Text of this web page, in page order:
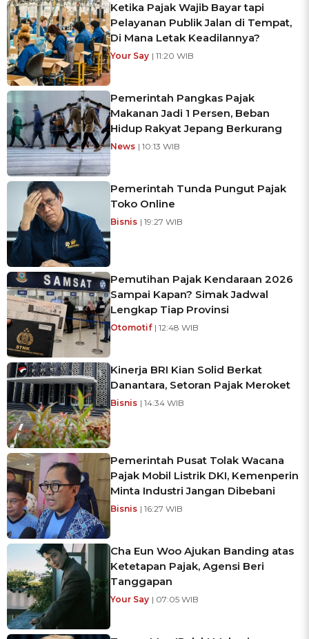
Ketika Pajak Wajib Bayar tapi
Pelayanan Publik Jalan di Tempat,
Di Mana Letak Keadilannya?
Your Say | 11:20 WIB
Pemerintah Pangkas Pajak
Makanan Jadi 1 Persen, Beban
Hidup Rakyat Jepang Berkurang
News | 10:13 WIB
Pemerintah Tunda Pungut Pajak
Toko Online
Bisnis | 19:27 WIB
Pemutihan Pajak Kendaraan 2026
Sampai Kapan? Simak Jadwal
Lengkap Tiap Provinsi
Otomotif | 12:48 WIB
Kinerja BRI Kian Solid Berkat
Danantara, Setoran Pajak Meroket
Bisnis | 14:34 WIB
Pemerintah Pusat Tolak Wacana
Pajak Mobil Listrik DKI, Kemenperin
Minta Industri Jangan Dibebani
Bisnis | 16:27 WIB
Cha Eun Woo Ajukan Banding atas
Ketetapan Pajak, Agensi Beri
Tanggapan
Your Say | 07:05 WIB